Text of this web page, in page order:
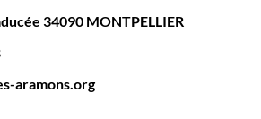
34090 MONTPELLIER
aramons.org